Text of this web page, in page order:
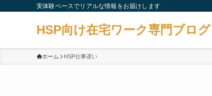
実体験ベースでリアルな情報をお届けします
HSP向け在宅ワーク専門ブログ
ホーム HSP仕事遅い